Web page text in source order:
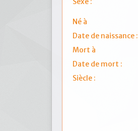
Né à
Date de naissance :
Mort à
Date de mort :
Siècle :